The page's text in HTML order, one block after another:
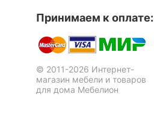
Принимаем к оплате:
© 2011-2026 Интернет-
магазин мебели и товаров
для дома Мебелион